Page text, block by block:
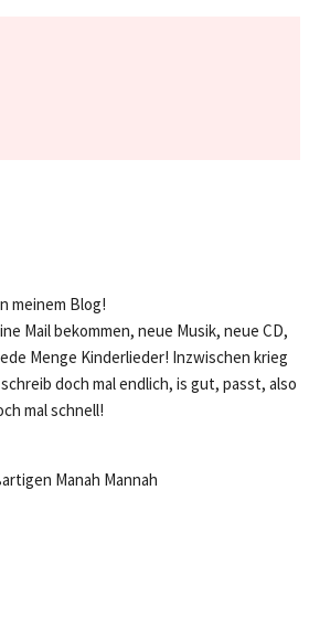
meinem Blog!
Mail bekommen, neue Musik, neue CD,
Menge Kinderlieder! Inzwischen krieg
doch mal endlich, is gut, passt, also
mal schnell!
Manah Mannah